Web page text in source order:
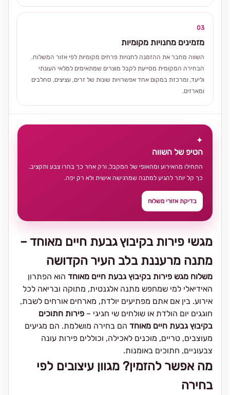
03
מזמינים מחנויות מקומיות
השווה מחבר את ההזמנה לחנויות פרחים מקומיות לפי אזור המשלוח.
הבחירה המקומית מסייעת לקבל מוצרים שמתאימים למלאי העונתי
וליעד, ומרכזת במקום אחד אפשרויות שונות של זרים, עציצים, סחלבים
ומארזים.
מגשי פירות בקיבוץ גבעת חיים מאוחד –
מתנה מרעננת בלב העיר הקדושה
משלוח מגש פירות בקיבוץ גבעת חיים מאוחד הוא הפתרון
האידיאלי למי שמחפש מתנה אלגנטית, מתוקה ובריאה לכל
אירוע. בין אם אתם מפתיעים יולדת, מארחים אורחים לשבת,
חוגגים יום הולדת או שולחים שי חגיגי – פירות חתוכים
בקיבוץ גבעת חיים מאוחד הם בחירה מושלמת. הם מגיעים
מעוצבים, טריים, מוכנים לאכילה, וכוללים פירות עונה
צבעוניים, חתוכים באומנות.
מה אפשר להזמין? מגוון עיצובים לפי
בחירה
✦
הטיפ של השווה
התחילו מהאירוע ומהאופי של המקבל, ורק אחר כך בחרו צבע ותקציב.
כך קל יותר להגיע למתנה שמרגישה אישית ולא רק יפה.
בדיקת אזורי משלוח